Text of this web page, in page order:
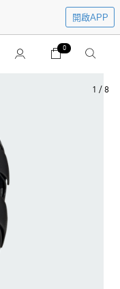
開啟APP
0
1 / 8